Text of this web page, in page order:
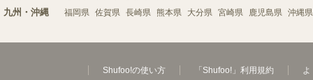
九州・沖縄 福岡県 佐賀県 長崎県 熊本県 大分県 宮崎県 鹿児島県 沖縄県
Shufoo!の使い方 「Shufoo!」利用規約 よ